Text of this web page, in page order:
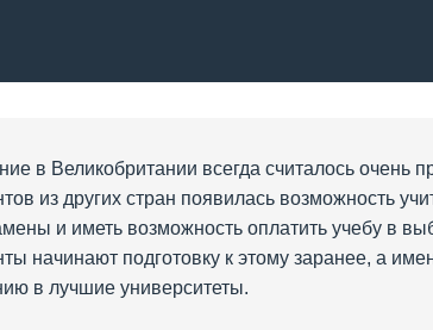
в Великобритании всегда считалось очень
из других стран появилась возможность
и иметь возможность оплатить учебу в
начинают подготовку к этому заранее, а
в лучшие университеты.